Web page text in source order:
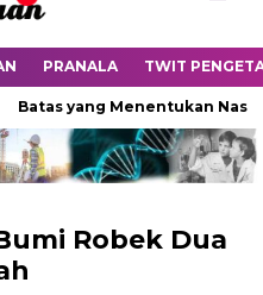
PRANALA TWIT
yang Menentukan Nasib
Robek Dua